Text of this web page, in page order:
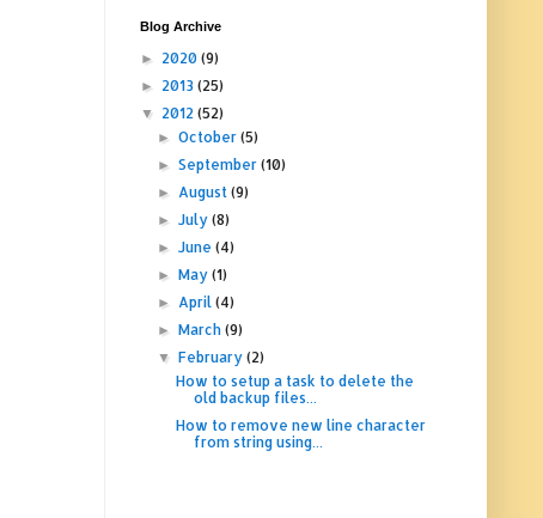
Blog Archive
► 2020 (9)
► 2013 (25)
▼ 2012 (52)
►October(5)
►September(10)
►August(9)
►July(8)
►June(4)
► May(1)
►April(4)
► March(9)
▼ February(2)
How to setup a task to delete the
old backup files...
How to remove new line character
from string using...